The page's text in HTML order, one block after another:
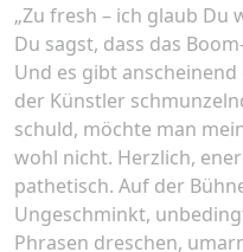
„Zu fresh – ich glaub Du
Du sagst, dass das
Und es gibt
der Künstler
schuld, möchte man
wohl nicht. Herzlich,
pathetisch. Auf der
Ungeschminkt,
Phrasen dreschen,